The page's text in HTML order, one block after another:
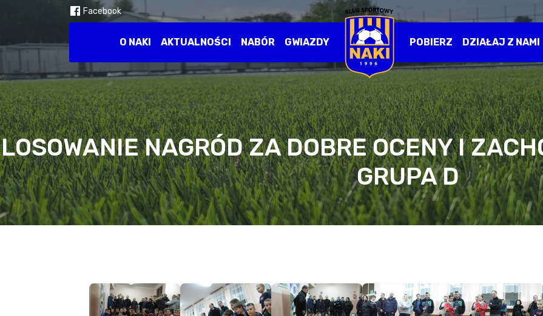
Facebook
O NAKI AKTUALNOŚCI NABÓR GWIAZDY POBIERZ DZIAŁAJ Z NAMI
LOSOWANIE NAGRÓD ZA DOBRE OCENY I
GRUPA D